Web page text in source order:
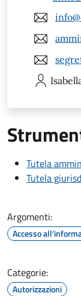
Tutela
Tutela
Argomenti:
Accesso
Categorie:
Autorizzazioni